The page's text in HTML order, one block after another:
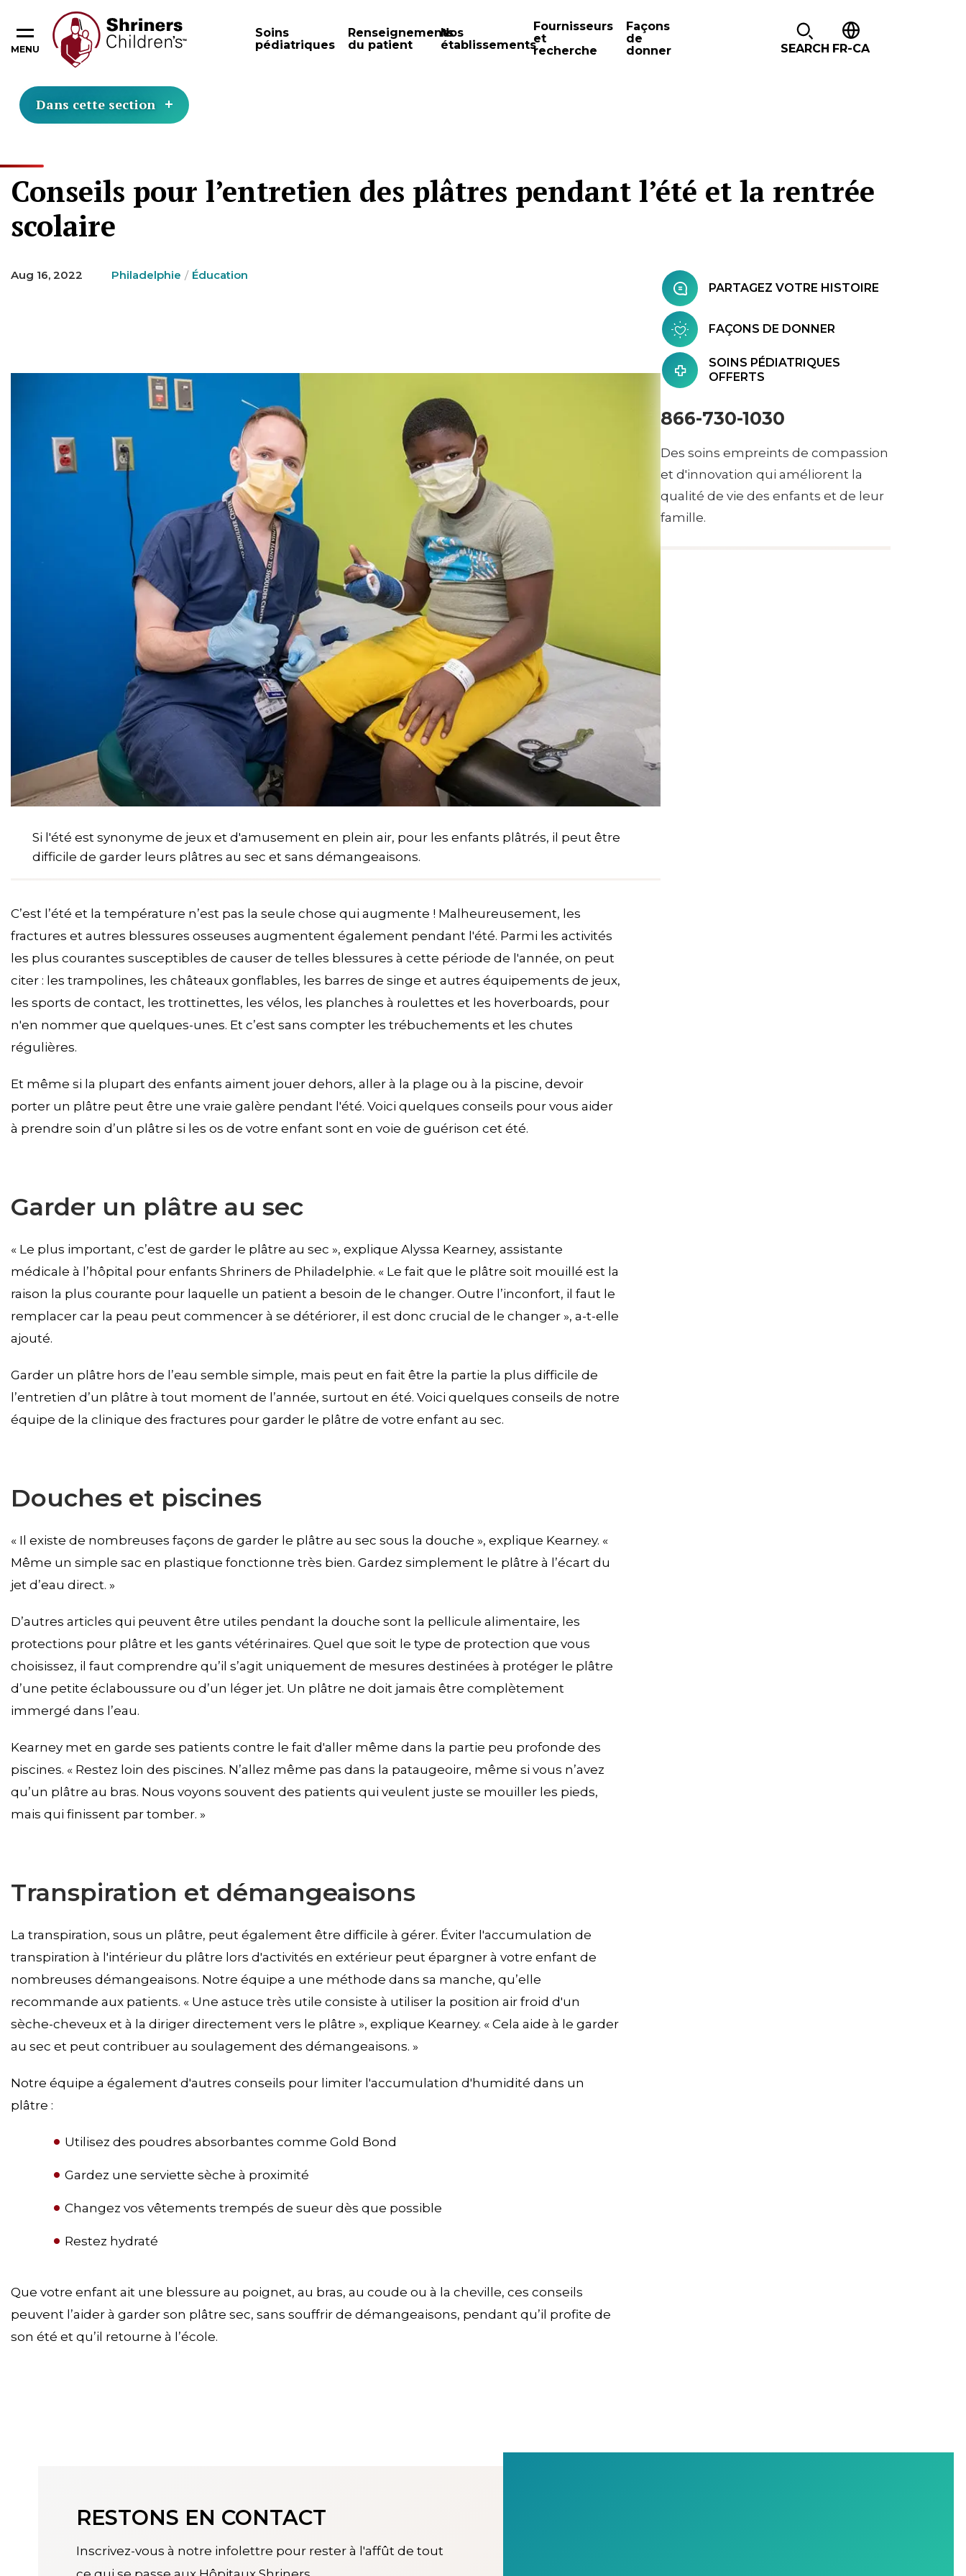
MENU
Soins
pédiatriques
Renseignements
du patient
Nos
établissements
Fournisseurs
et
recherche
Façons
de
donner
SEARCH FR-CA
Dans cette section
Conseils pour l’entretien des plâtres pendant l’été et la rentrée
scolaire
Aug 16, 2022 Philadelphie Éducation
Si l'été est synonyme de jeux et d'amusement en plein air, pour les enfants plâtrés, il peut être
difficile de garder leurs plâtres au sec et sans démangeaisons.
C’est l’été et la température n’est pas la seule chose qui augmente ! Malheureusement, les
fractures et autres blessures osseuses augmentent également pendant l'été. Parmi les activités
les plus courantes susceptibles de causer de telles blessures à cette période de l'année, on peut
citer : les trampolines, les châteaux gonflables, les barres de singe et autres équipements de jeux,
les sports de contact, les trottinettes, les vélos, les planches à roulettes et les hoverboards, pour
n'en nommer que quelques-unes. Et c’est sans compter les trébuchements et les chutes
régulières.
Et même si la plupart des enfants aiment jouer dehors, aller à la plage ou à la piscine, devoir
porter un plâtre peut être une vraie galère pendant l'été. Voici quelques conseils pour vous aider
à prendre soin d’un plâtre si les os de votre enfant sont en voie de guérison cet été.
Garder un plâtre au sec
« Le plus important, c’est de garder le plâtre au sec », explique Alyssa Kearney, assistante
médicale à l’hôpital pour enfants Shriners de Philadelphie. « Le fait que le plâtre soit mouillé est la
raison la plus courante pour laquelle un patient a besoin de le changer. Outre l’inconfort, il faut le
remplacer car la peau peut commencer à se détériorer, il est donc crucial de le changer », a-t-elle
ajouté.
Garder un plâtre hors de l’eau semble simple, mais peut en fait être la partie la plus difficile de
l’entretien d’un plâtre à tout moment de l’année, surtout en été. Voici quelques conseils de notre
équipe de la clinique des fractures pour garder le plâtre de votre enfant au sec.
Douches et piscines
« Il existe de nombreuses façons de garder le plâtre au sec sous la douche », explique Kearney. «
Même un simple sac en plastique fonctionne très bien. Gardez simplement le plâtre à l’écart du
jet d’eau direct. »
D’autres articles qui peuvent être utiles pendant la douche sont la pellicule alimentaire, les
protections pour plâtre et les gants vétérinaires. Quel que soit le type de protection que vous
choisissez, il faut comprendre qu’il s’agit uniquement de mesures destinées à protéger le plâtre
d’une petite éclaboussure ou d’un léger jet. Un plâtre ne doit jamais être complètement
immergé dans l’eau.
Kearney met en garde ses patients contre le fait d'aller même dans la partie peu profonde des
piscines. « Restez loin des piscines. N’allez même pas dans la pataugeoire, même si vous n’avez
qu’un plâtre au bras. Nous voyons souvent des patients qui veulent juste se mouiller les pieds,
mais qui finissent par tomber. »
Transpiration et démangeaisons
La transpiration, sous un plâtre, peut également être difficile à gérer. Éviter l'accumulation de
transpiration à l'intérieur du plâtre lors d'activités en extérieur peut épargner à votre enfant de
nombreuses démangeaisons. Notre équipe a une méthode dans sa manche, qu’elle
recommande aux patients. « Une astuce très utile consiste à utiliser la position air froid d'un
sèche-cheveux et à la diriger directement vers le plâtre », explique Kearney. « Cela aide à le garder
au sec et peut contribuer au soulagement des démangeaisons. »
Notre équipe a également d'autres conseils pour limiter l'accumulation d'humidité dans un
plâtre :
Utilisez des poudres absorbantes comme Gold Bond
Gardez une serviette sèche à proximité
Changez vos vêtements trempés de sueur dès que possible
Restez hydraté
Que votre enfant ait une blessure au poignet, au bras, au coude ou à la cheville, ces conseils
peuvent l’aider à garder son plâtre sec, sans souffrir de démangeaisons, pendant qu’il profite de
son été et qu’il retourne à l’école.
PARTAGEZ VOTRE HISTOIRE
FAÇONS DE DONNER
SOINS PÉDIATRIQUES
OFFERTS
866-730-1030
Des soins empreints de compassion
et d'innovation qui améliorent la
qualité de vie des enfants et de leur
famille.
RESTONS EN CONTACT
Inscrivez-vous à notre infolettre pour rester à l'affût de tout